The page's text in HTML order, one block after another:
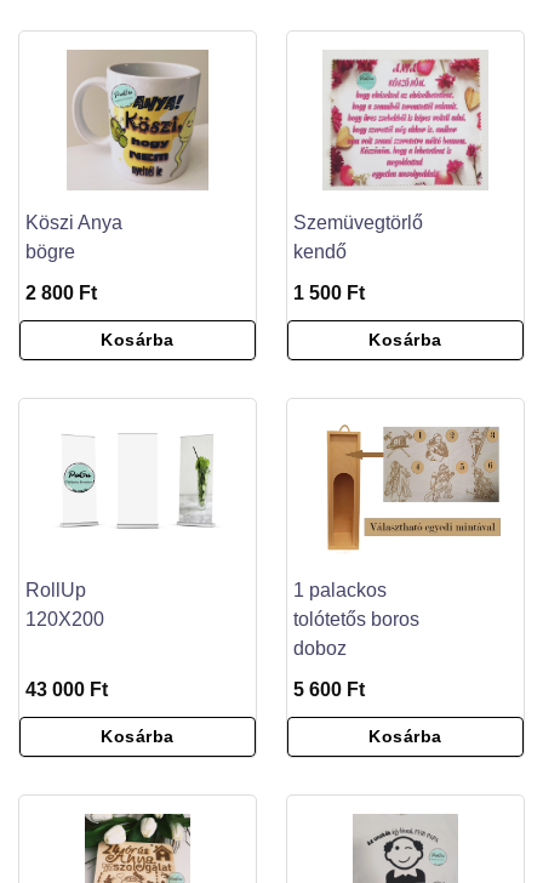
Köszi Anya
bögre
2 800 Ft
Kosárba
Szemüvegtörlő
kendő
1 500 Ft
Kosárba
RollUp
120X200
43 000 Ft
Kosárba
1 palackos
tolótetős boros
doboz
5 600 Ft
Kosárba